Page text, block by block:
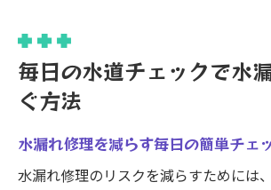
仙台市の水道水を安心して飲む
仙台市の水道水を安心して飲
水漏れ修理と水道水の安全チ
水道法20条を意識した日常
毎日の水道チェックで水
ぐ方法
水漏れ修理を減らす毎日の簡単チェ
水漏れ修理のリスクを減らすためには